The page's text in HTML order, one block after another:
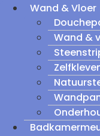
Wand & Vloer
Wand &